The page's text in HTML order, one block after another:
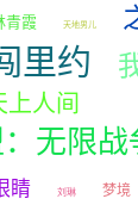
青霞 天地男儿
里约
人间
无限战
睛 刘琳 梦境